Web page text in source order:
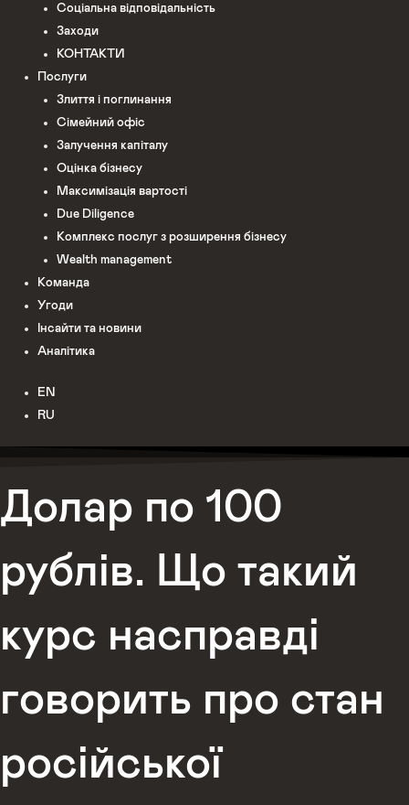
Соціальна відповідальність
Заходи
КОНТАКТИ
Послуги
Злиття і поглинання
Сімейний офіс
Залучення капіталу
Оцінка бізнесу
Максимізація вартості
Due Diligence
Комплекс послуг з розширення бізнесу
Wealth management
Команда
Угоди
Інсайти та новини
Аналітика
EN
RU
Долар по 100
рублів. Що такий
курс насправді
говорить про стан
російської